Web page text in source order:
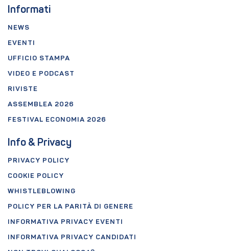
Informati
NEWS
EVENTI
UFFICIO STAMPA
VIDEO E PODCAST
RIVISTE
ASSEMBLEA 2026
FESTIVAL ECONOMIA 2026
Info & Privacy
PRIVACY POLICY
COOKIE POLICY
WHISTLEBLOWING
POLICY PER LA PARITÀ DI GENERE
INFORMATIVA PRIVACY EVENTI
INFORMATIVA PRIVACY CANDIDATI